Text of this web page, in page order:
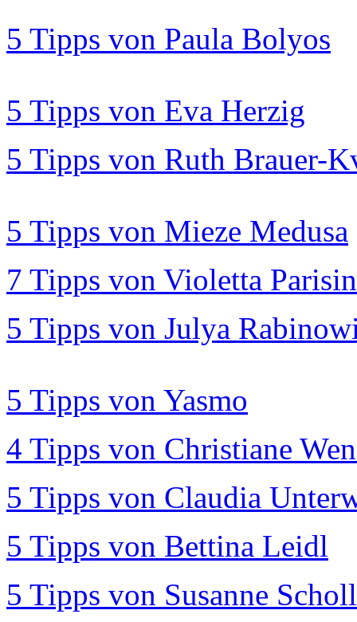
5 Tipps von Paula Bolyos
5 Tipps von Eva Herzig
5 Tipps von Ruth Brauer-
5 Tipps von Mieze Medusa
7 Tipps von Violetta
5 Tipps von Julya
5 Tipps von Yasmo
4 Tipps von Christiane
5 Tipps von Claudia
5 Tipps von Bettina Leidl
5 Tipps von Susanne Scholl